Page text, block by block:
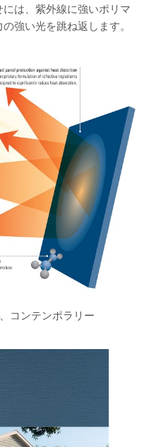
は、紫外線に強いポリマ
強い光を跳ね返します。
コンテンポラリー